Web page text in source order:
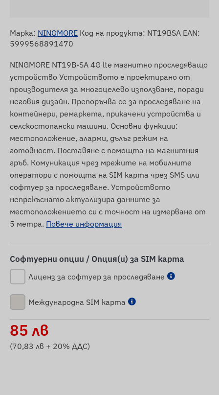
Марка: NINGMORE Код на продукта: NT19BSA EAN:
5999568891470
NINGMORE NT19B-SA 4G lte магнитно проследяващо
устройство Устройството е проектирано от
производителя за многоцелево използване, поради
неговия дизайн. Препоръчва се за проследяване на
контейнери, ремаркета, прикачени устройства и
селскостопански машини. Основни функции:
местоположение, аларми, дълъг режим на
готовност. Поставяне с помощта на магнитния
гръб. Комуникация чрез мрежите на мобилните
оператори с помощта на SIM карта чрез SMS или
софтуер за проследяване. Устройството
непрекъснато актуализира данните за
местоположението си с точност на измерване от
5 метра. Повече информация
Софтуерни опции / Опция(и) за SIM карта
Лиценз за софтуер за проследяване
Международна SIM карта
85 лв
(70,83 лв + 20% ДДС)